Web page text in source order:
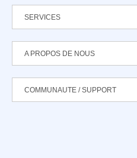
SERVICES
A PROPOS DE NOUS
COMMUNAUTE / SUPPORT